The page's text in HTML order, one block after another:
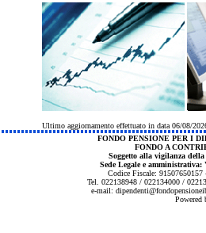
Ultimo aggiornamento effettuato in data 06/08/
FONDO PENSIONE PER I
FONDO A
Soggetto alla vigilanza
Sede Legale e amministrativa:
Codice Fiscale:
Tel. 022138948 / 022134000 /
e-mail:
Powered